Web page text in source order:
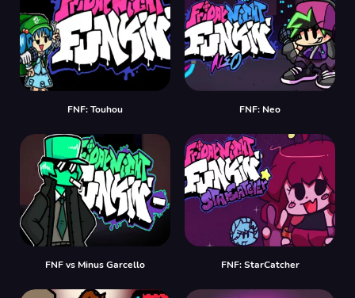
FNF: Touhou FNF: Neo
FNF vs Minus Garcello FNF: StarCatcher